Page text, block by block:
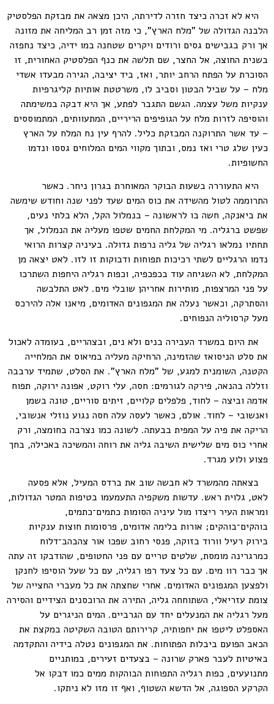
היא לא זכרה כיצד חזרה לדירתה, היכן מצאה את מבזקת הפלסטיק
הלבנה הגדולה של "מלח הארץ", כי מזה זמן רב המליחה את מזונה
אך ורק בגבישים גסים ורודים ויקרים שטחנה במו ידיה, כיצד נחפזה
בשנית החוצה, אל החצר, שם תלשה את כנף הפלסטיק האחורית, זו
הסוכרת על הפתח הרחב יותר, ואז, ביד יציבה, הגירה מבעדו אשדי
מלח – על שביל הבטון וסביב לו, משרטטת אותיות קליגרפיות
ענקיות משל עצמה. הגשם התגבר לפתע, אך היא דבקה במשימתה
והוסיפה לזרות מלח על הגופיפים הריריים, המתעוותים, המתמוססים
– עד אשר התרוקנה המבזקת כליל. להרף עין נח המלח על הארץ
כעין שלג טרי ואז נמס, ובתוך מקווי המים המלוחים גססו ונדמו
החשופיות.
היא התעוררה בשעות הבוקר המאוחרת בגרון ניחר. כאשר
התרוממה לטול מהשידה את כוס המים שעד לפני שנה וחודש שימשה
את ביאנקה, חשה בו לראשונה – בנמלול הקל, הלא בלתי נעים,
שפשט ברגליה. מי המקלחת החמים שטפו מעליה את הנמלול, אך
תחתיו נמלאו רגליה של גליה נרפות גדולה. בעיניה קצרות הרואי
נדמו הרגליים לשתי רכיכות תפוחות ודבוקות זו לזו. לאט יצאה מן
המקלחת, לא השגיחה עוד בכפכפיה, וכפות רגליה היחפות השתרכו
על פני המרצפות, מותירות אחריהן שובלי מים. לאט התלבשה
והסתרקה, וכאשר נעלה את המגפונים האדומים, מיאנו אלה להירכס
מעל קרסוליה הנפוחים.
את היום במשרד העבירה בנים ולא נים, ובצהריים, בעומדה לאכול
את סלט הניסואז שהזמינה, הרחיקה מעליה במיאוס את המלחייה
הקטנה, השומנית למגע, של "מלח הארץ". את הסלט, שתמיד ערבבה
וזללה בהנאה, פירקה לגורמים: חסה, עלי רוקט, אפונה ירוקה, תפוח
אדמה וביצה – לחוד, פלפלים קלויים, זיתים סוריים, טונה בשמן
ואנשובי – לחוד. אולם, כאשר לעסה עלה חסה נגוע נוזלי אנשובי,
הריקה את פיה על המפית בבעתה. לשונה כמו נצרבה בחומצה, ורק
אחרי כוס מים שלישית השיבה גליה את רוחה והמשיכה באכילה, בחך
פצוע ולוע מגרד.
בצאתה מהמשרד לא חבשה שוב את ברדס המעיל, אלא פסעה
לאט, גלוית ראש. עדשות משקפיה התעמעמו בטיפות המטר הגדולות,
ומראות העיר ריצדו מול עיניה הסומות כתמים־כתמים,
בוהקים־בוהקים; אורות בלימה אדומים, פרסומות חוצות ענקיות
בירוק רעיל וורוד בזוקה, פנסי רחוב שפכו אור צהבהב־דלוח
כמרגרינה מומסת, שלטים טריים עם פני החטופים, שהודבקו זה עתה
אך כבר רוו מים. עם כל צעד רפו רגליה, עם כל שעל הוסיפו לחנקן
ולפצען המגפונים האדומים. אחרי שחצתה את כל מעברי החצייה של
צומת עזריאלי, השתוחחה גליה, התירה את הרוכסנים הצידיים והסירה
מעל רגליה את המנעלים יחד עם הגרביים. המים הניגרים על
האספלט ליטפו את יחפותיה, קרירותם הטובה השקיטה במקצת את
הכאב הפועם ביבלות הפתוחות. את המגפונים נטלה בידיה והתקדמה
באיטיות לעבר פארק שרונה – בצעדים זעירים, במותניים
מתנועעים, כפות רגליה התפוחות הבוהקות ממים כמו דבקו אל
הקרקע הספוגה, אל הדשא השטוף, ואף זו מזו לא ניתקו.